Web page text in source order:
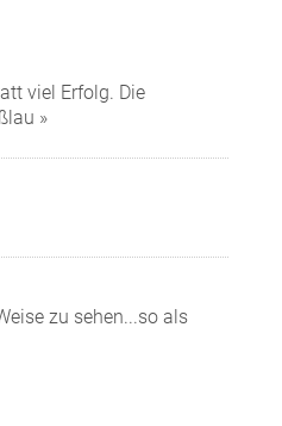
viel Erfolg. Die
»
zu sehen...so als